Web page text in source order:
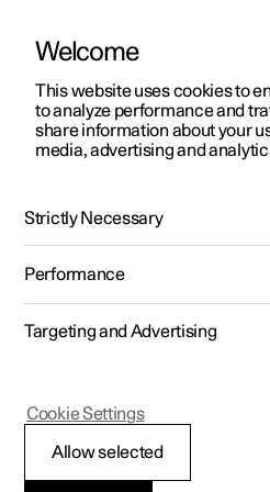
Polestar 2
Polestar 3
Polestar 4
Pre-owned
Shop
Meer
Testrit
Aanbiedingen voor
Testrit
Aanbiedingen voor
Polestar 4 coupé
Ontdek Polestar 4
Testrit
Bekijk onze
Aanbiedingen voor
Ontdek Polestar 5
Over pre-owned
Pre-owned
Aanbiedingen
Aanbiedingen voor
professionelen
Bekijk onze
Configureer
Pre-owned
Testrit
Additionals
(Opent in een nieuw
Experiences
Ontmoet ons
Servicepunten
Opladen
Support
HandleidingVideogalerij
Pilot Assist
Polestar 2
Verschil
Welcome
This website uses cookies to
to analyze performance and
share information about your
media, advertising and
Strictly Necessary
Performance
Targeting and Advertising
Allow selected
Cookie Settings